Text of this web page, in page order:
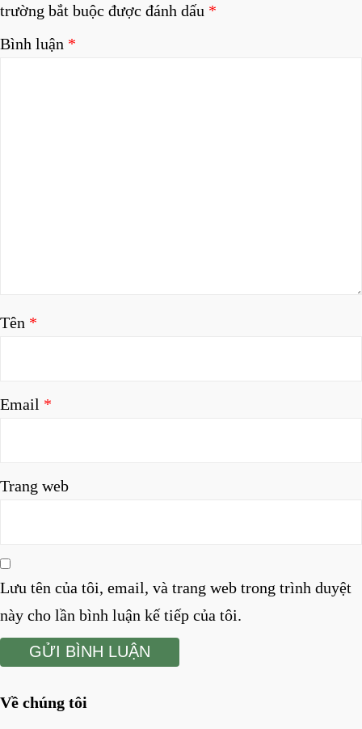
trường bắt buộc được đánh dấu *
Bình luận *
Tên *
Email *
Trang web
Lưu tên của tôi, email, và trang web trong trình duyệt
này cho lần bình luận kế tiếp của tôi.
Về chúng tôi